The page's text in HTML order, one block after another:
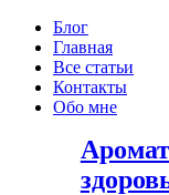
Блог
Главная
Все статьи
Контакты
Обо мне